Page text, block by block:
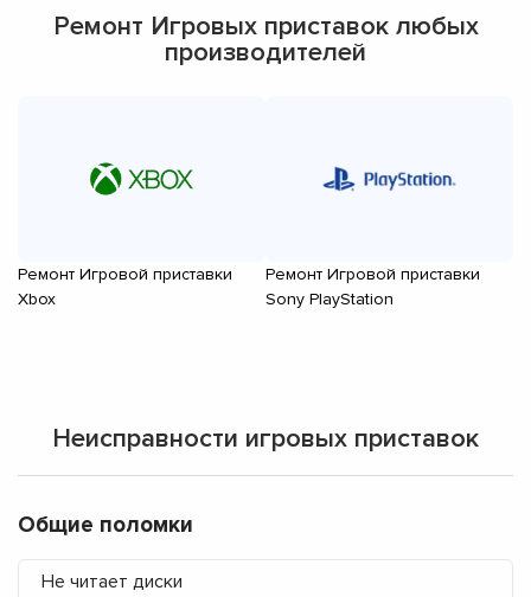
Ремонт Игровых приставок любых
производителей
Ремонт Игровой приставки
Xbox
Ремонт Игровой приставки
Sony PlayStation
Неисправности игровых приставок
Общие поломки
Не читает диски